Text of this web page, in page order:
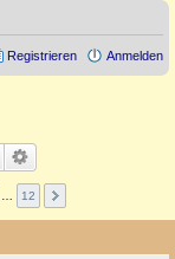
Anmelden
Registrieren
12